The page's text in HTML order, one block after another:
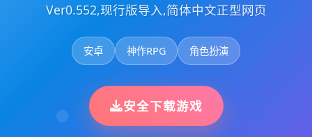
Ver0.552,现行版导入,简体中文正型网页
安卓 神作RPG 角色扮演
安全下载游戏